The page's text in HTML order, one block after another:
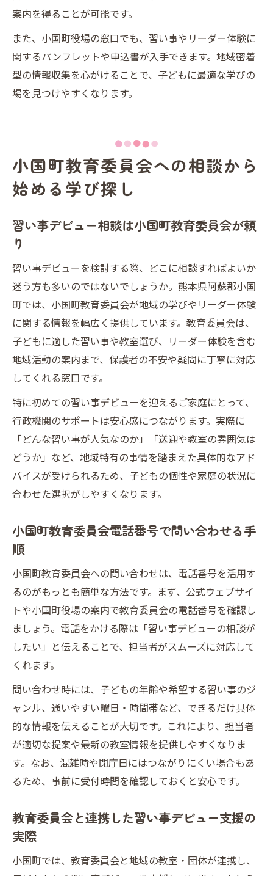
案内を得ることが可能です。
また、小国町役場の窓口でも、習い事やリーダー体験に
関するパンフレットや申込書が入手できます。地域密着
型の情報収集を心がけることで、子どもに最適な学びの
場を見つけやすくなります。
小国町教育委員会への相談から
始める学び探し
習い事デビュー相談は小国町教育委員会が頼
り
習い事デビューを検討する際、どこに相談すればよいか
迷う方も多いのではないでしょうか。熊本県阿蘇郡小国
町では、小国町教育委員会が地域の学びやリーダー体験
に関する情報を幅広く提供しています。教育委員会は、
子どもに適した習い事や教室選び、リーダー体験を含む
地域活動の案内まで、保護者の不安や疑問に丁寧に対応
してくれる窓口です。
特に初めての習い事デビューを迎えるご家庭にとって、
行政機関のサポートは安心感につながります。実際に
「どんな習い事が人気なのか」「送迎や教室の雰囲気は
どうか」など、地域特有の事情を踏まえた具体的なアド
バイスが受けられるため、子どもの個性や家庭の状況に
合わせた選択がしやすくなります。
小国町教育委員会電話番号で問い合わせる手
順
小国町教育委員会への問い合わせは、電話番号を活用す
るのがもっとも簡単な方法です。まず、公式ウェブサイ
トや小国町役場の案内で教育委員会の電話番号を確認し
ましょう。電話をかける際は「習い事デビューの相談が
したい」と伝えることで、担当者がスムーズに対応して
くれます。
問い合わせ時には、子どもの年齢や希望する習い事のジ
ャンル、通いやすい曜日・時間帯など、できるだけ具体
的な情報を伝えることが大切です。これにより、担当者
が適切な提案や最新の教室情報を提供しやすくなりま
す。なお、混雑時や閉庁日にはつながりにくい場合もあ
るため、事前に受付時間を確認しておくと安心です。
教育委員会と連携した習い事デビュー支援の
実際
小国町では、教育委員会と地域の教室・団体が連携し、